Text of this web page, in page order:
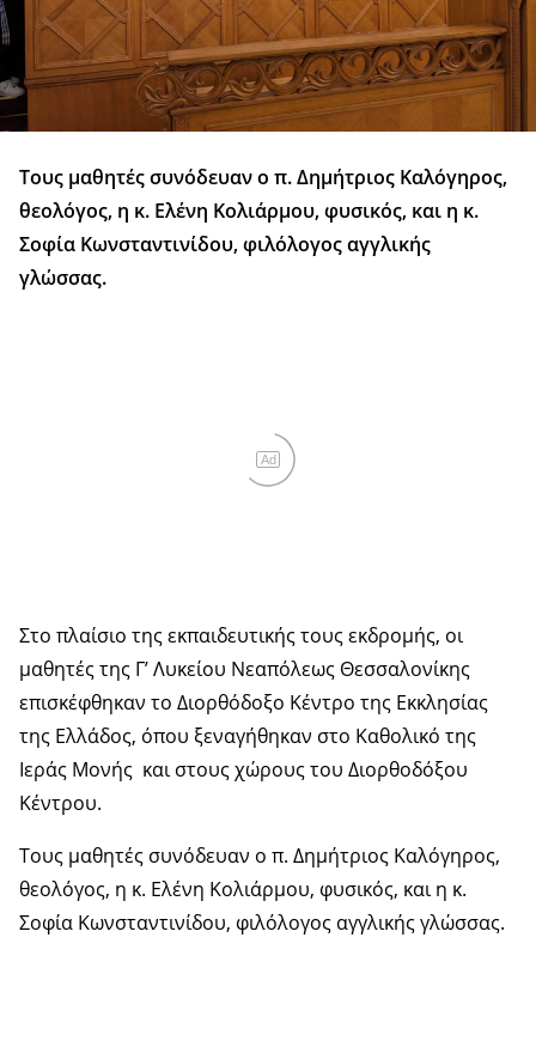
Τους μαθητές συνόδευαν ο π. Δημήτριος Καλόγηρος,
θεολόγος, η κ. Ελένη Κολιάρμου, φυσικός, και η κ.
Σοφία Κωνσταντινίδου, φιλόλογος αγγλικής
γλώσσας.
Ad
Στο πλαίσιο της εκπαιδευτικής τους εκδρομής, οι
μαθητές της Γ’ Λυκείου Νεαπόλεως Θεσσαλονίκης
επισκέφθηκαν το Διορθόδοξο Κέντρο της Εκκλησίας
της Ελλάδος, όπου ξεναγήθηκαν στο Καθολικό της
Ιεράς Μονής και στους χώρους του Διορθοδόξου
Κέντρου.
Τους μαθητές συνόδευαν ο π. Δημήτριος Καλόγηρος,
θεολόγος, η κ. Ελένη Κολιάρμου, φυσικός, και η κ.
Σοφία Κωνσταντινίδου, φιλόλογος αγγλικής γλώσσας.